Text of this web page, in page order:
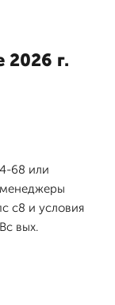
2026 г.
68 или
с8 и условия
вых.